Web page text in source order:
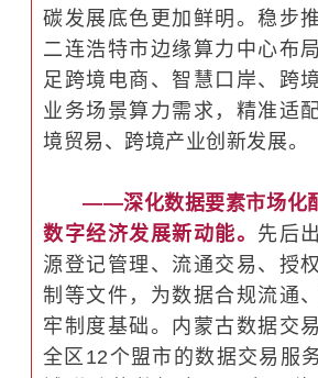
碳发展底色更加鲜明。稳步
二连浩特市边缘算力中心布
足跨境电商、智慧口岸、跨
业务场景算力需求，精准适
境贸易、跨境产业创新发展。
——深化数据要素市场化
数字经济发展新动能。 先后
源登记管理、流通交易、授
制等文件，为数据合规流通
牢制度基础。内蒙古数据交
全区12个盟市的数据交易服